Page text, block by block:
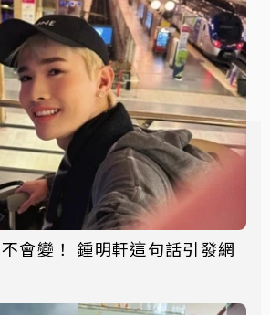
會變！ 鍾明軒這句話引發網